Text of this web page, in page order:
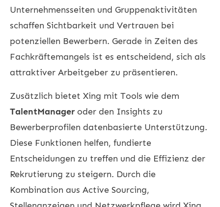
Unternehmensseiten und Gruppenaktivitäten
schaffen Sichtbarkeit und Vertrauen bei
potenziellen Bewerbern. Gerade in Zeiten des
Fachkräftemangels ist es entscheidend, sich als
attraktiver Arbeitgeber zu präsentieren.
Zusätzlich bietet Xing mit Tools wie dem
TalentManager oder den Insights zu
Bewerberprofilen datenbasierte Unterstützung.
Diese Funktionen helfen, fundierte
Entscheidungen zu treffen und die Effizienz der
Rekrutierung zu steigern. Durch die
Kombination aus Active Sourcing,